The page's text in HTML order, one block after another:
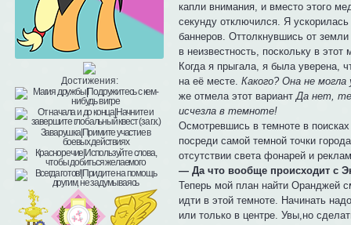
Достижения:
капли внимания, и вместо этого
секунду отключился. Я
баннеров. Оттолкнувшись от
в неизвестность, поскольку в
Когда я прыгала, я была уверена,
на её месте.Какого? Она не
же отмела этот вариантДа нет,
исчезла в темноте!
Осмотревшись в темноте в
посреди самой темной точки
отсутствии света фонарей и
— Да что вообще происходит с
Теперь мой план найти Оранджей
идти в этой темноте. Начинать
или только в центре. Увы,но